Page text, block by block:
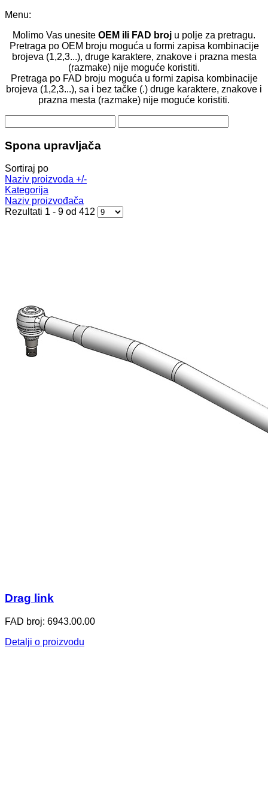
Menu:
Molimo Vas unesite OEM ili FAD broj u polje za pretragu.
Pretraga po OEM broju moguća u formi zapisa kombinacije
brojeva (1,2,3...), druge karaktere, znakove i prazna mesta
(razmake) nije moguće koristiti.
Pretraga po FAD broju moguća u formi zapisa kombinacije
brojeva (1,2,3...), sa i bez tačke (.) druge karaktere, znakove i
prazna mesta (razmake) nije moguće koristiti.
Spona upravljača
Sortiraj po
Naziv proizvoda +/-
Kategorija
Naziv proizvođača
Rezultati 1 - 9 od 412
Drag link
FAD broj: 6943.00.00
Detalji o proizvodu